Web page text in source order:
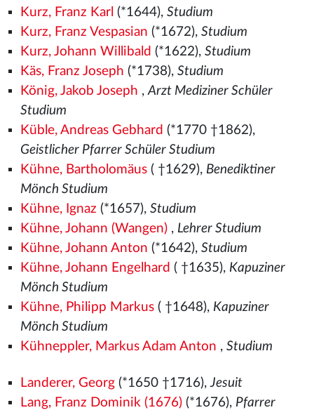
Kurz, Franz Karl (*1644), Studium
Kurz, Franz Vespasian (*1672), Studium
Kurz, Johann Willibald (*1622), Studium
Käs, Franz Joseph (*1738), Studium
König, Jakob Joseph ,Arzt Mediziner Schüler
Studium
Küble, Andreas Gebhard (*1770 †1862),
Geistlicher Pfarrer Schüler Studium
Kühne, Bartholomäus( †1629), Benediktiner
Mönch Studium
Kühne, Ignaz (*1657), Studium
Kühne, Johann (Wangen), Lehrer Studium
Kühne, Johann Anton (*1642), Studium
Kühne, Johann Engelhard ( †1635), Kapuziner
Mönch Studium
Kühne, Philipp Markus( †1648), Kapuziner
Mönch Studium
Kühneppler, Markus Adam Anton , Studium
Landerer, Georg(*1650 †1716),Jesuit
Lang, Franz Dominik (1676)(*1676), Pfarrer